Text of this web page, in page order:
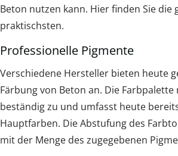
Beton nutzen kann. Hier finden Sie die
praktischsten.
Professionelle Pigmente
Verschiedene Hersteller bieten heute
Färbung von Beton an. Die
beständig zu und umfasst heute
Hauptfarben. Die Abstufung des
mit der Menge des zugegebenen